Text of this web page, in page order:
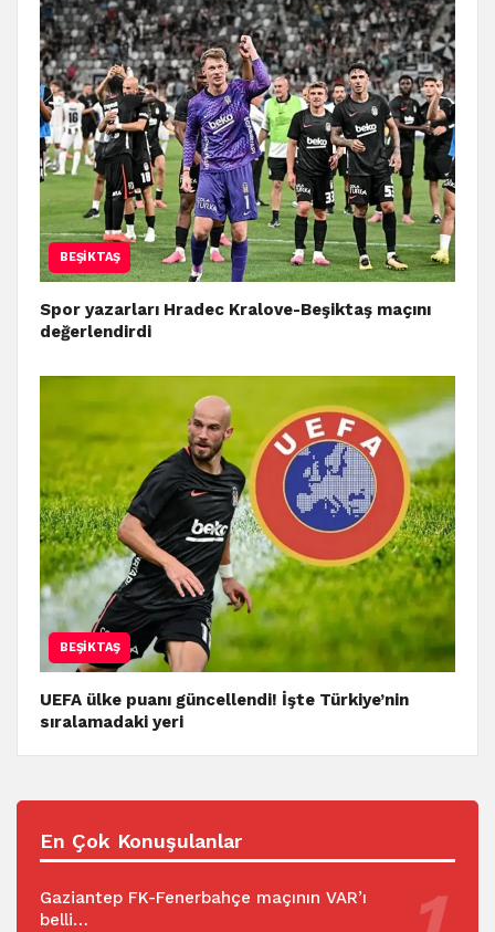
BEŞIKTAŞ
Spor yazarları Hradec Kralove-Beşiktaş maçını
değerlendirdi
BEŞIKTAŞ
UEFA ülke puanı güncellendi! İşte Türkiye’nin
sıralamadaki yeri
En Çok Konuşulanlar
Gaziantep FK-Fenerbahçe maçının VAR’ı
belli…